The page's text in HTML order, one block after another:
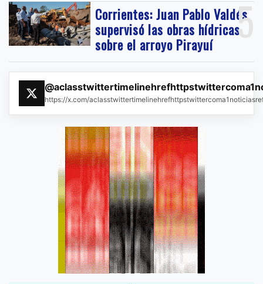
5
Corrientes: Juan Pablo Valdés
supervisó las obras hídricas
sobre el arroyo Pirayuí
https://x.com/